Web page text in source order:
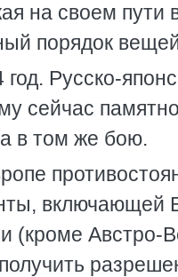
на своем пути
порядок
год. Русско-
сейчас
в том же бою.
включающей
(кроме Австро-